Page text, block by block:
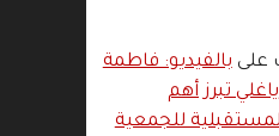
علىبالفيديو: فاطمة
تبرز أهم
للجمعية